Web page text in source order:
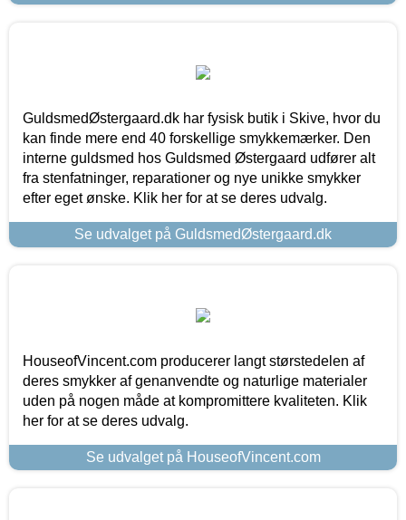
GuldsmedØstergaard.dk har fysisk butik i Skive, hvor du
kan finde mere end 40 forskellige smykkemærker. Den
interne guldsmed hos Guldsmed Østergaard udfører alt
fra stenfatninger, reparationer og nye unikke smykker
efter eget ønske. Klik her for at se deres udvalg.
Se udvalget på GuldsmedØstergaard.dk
HouseofVincent.com producerer langt størstedelen af
deres smykker af genanvendte og naturlige materialer
uden på nogen måde at kompromittere kvaliteten. Klik
her for at se deres udvalg.
Se udvalget på HouseofVincent.com